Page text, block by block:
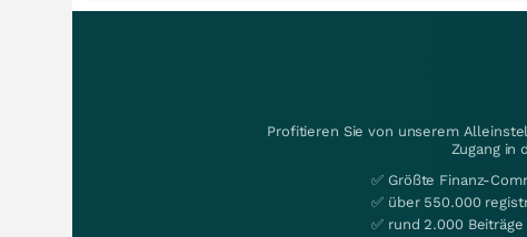
Profitieren Sie von unserem
Zugang in
✅ Größte Finanz-
✅ über 550.000
✅ rund 2.000 Beiträge